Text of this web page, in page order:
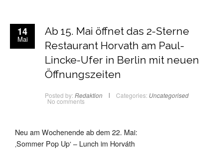
14
Mai
Ab 15. Mai öffnet das 2-Sterne
Restaurant Horvath am Paul-
Lincke-Ufer in Berlin mit neuen
Öffnungszeiten
Posted by: Redaktion Categories: Uncategorised
No comments
Neu am Wochenende ab dem 22. Mai:
‚Sommer Pop Up‘ – Lunch im Horváth